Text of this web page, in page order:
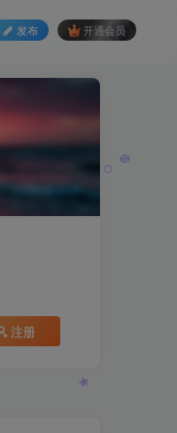
发布 开通会员
注册